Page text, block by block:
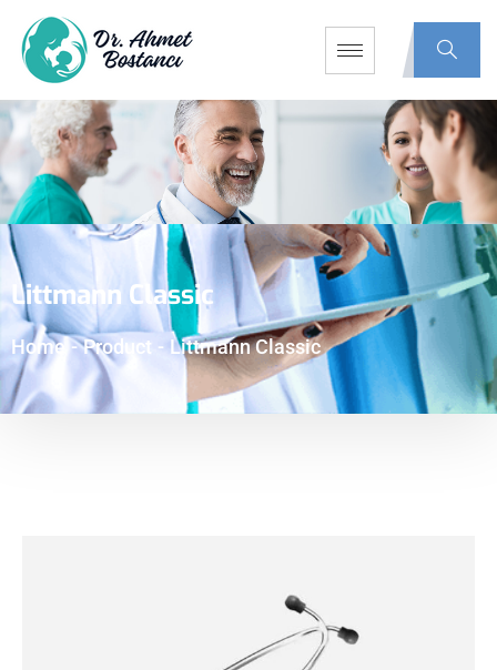
Littmann Classic
Home - Product - Littmann Classic